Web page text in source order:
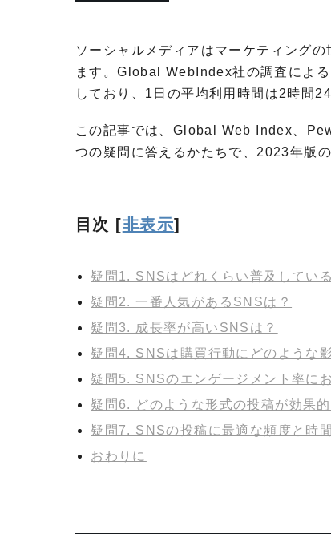
ソーシャルメディアはマーケティング
ます。Global WebIndex社の調査によ
しており、1日の平均利用時間は2時間
この記事では、Global Web Index、
つの疑問に答えるかたちで、2023年版
目次 [非表示]
疑問1. SNSはどれくらい普及してい
疑問2. 一番人気があるSNSは？
疑問3. 成長率が高いSNSは？
疑問4. SNSは購買行動にどのような
疑問5. SNSのエンゲージメント率に
疑問6. どのような形式の投稿が効果的
疑問7. SNSの投稿に最適な頻度と時
おわりに